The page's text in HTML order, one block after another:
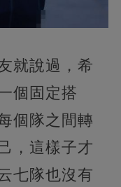
就說過，希
個固定搭
個隊之間轉
，這樣子才
七隊也沒有